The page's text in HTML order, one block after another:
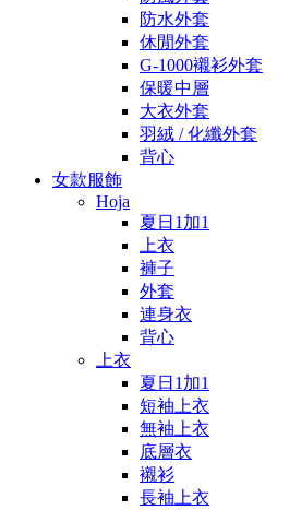
防水外套
休閒外套
G-1000襯衫外套
保暖中層
大衣外套
羽絨 / 化纖外套
背心
女款服飾
Hoja
夏日1加1
上衣
褲子
外套
連身衣
背心
上衣
夏日1加1
短袖上衣
無袖上衣
底層衣
襯衫
長袖上衣